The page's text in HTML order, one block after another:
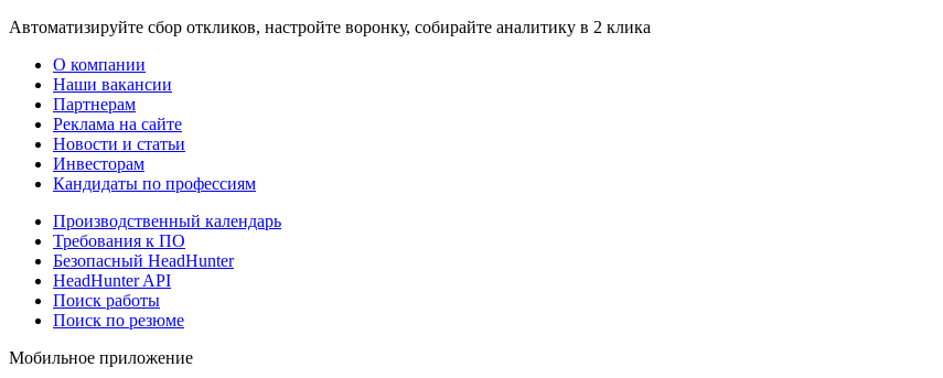
Автоматизируйте сбор откликов, настройте воронку, собирайте аналитику в 2 клика
О компании
Наши вакансии
Партнерам
Реклама на сайте
Новости и статьи
Инвесторам
Кандидаты по профессиям
Производственный календарь
Требования к ПО
Безопасный HeadHunter
HeadHunter API
Поиск работы
Поиск по резюме
Мобильное приложение